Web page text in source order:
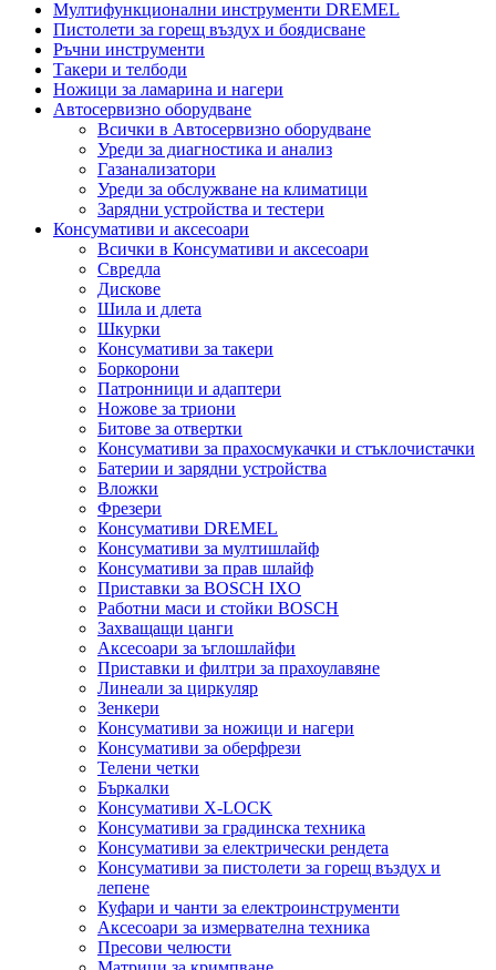
Мултифункционални инструменти DREMEL
Пистолети за горещ въздух и боядисване
Ръчни инструменти
Такери и телбоди
Ножици за ламарина и нагери
Автосервизно оборудване
Всички в Автосервизно оборудване
Уреди за диагностика и анализ
Газанализатори
Уреди за обслужване на климатици
Зарядни устройства и тестери
Консумативи и аксесоари
Всички в Консумативи и аксесоари
Свредла
Дискове
Шила и длета
Шкурки
Консумативи за такери
Боркорони
Патронници и адаптери
Ножове за триони
Битове за отвертки
Консумативи за прахосмукачки и стъклочистачки
Батерии и зарядни устройства
Вложки
Фрезери
Консумативи DREMEL
Консумативи за мултишлайф
Консумативи за прав шлайф
Приставки за BOSCH IXO
Работни маси и стойки BOSCH
Захващащи цанги
Аксесоари за ъглошлайфи
Приставки и филтри за прахоулавяне
Линеали за циркуляр
Зенкери
Консумативи за ножици и нагери
Консумативи за оберфрези
Телени четки
Бъркалки
Консумативи X-LOCK
Консумативи за градинска техника
Консумативи за електрически рендета
Консумативи за пистолети за горещ въздух и
лепене
Куфари и чанти за електроинструменти
Аксесоари за измервателна техника
Пресови челюсти